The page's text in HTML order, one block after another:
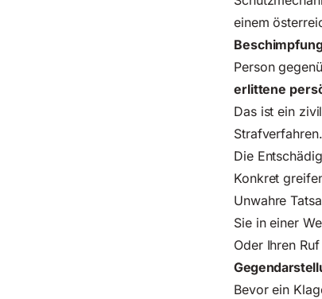
einem
Person
erlittene
Das ist ein
Die
Konkret
Unwahre
Sie in einer
Oder Ihren
Bevor ein